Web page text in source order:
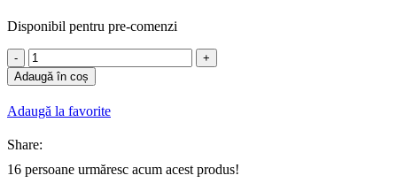
Disponibil pentru pre-comenzi
Cantitate
Conductor
Masiv
1.5
ML
Adaugă în coș
Adaugă la favorite
Share:
16 persoane urmăresc acum acest produs!